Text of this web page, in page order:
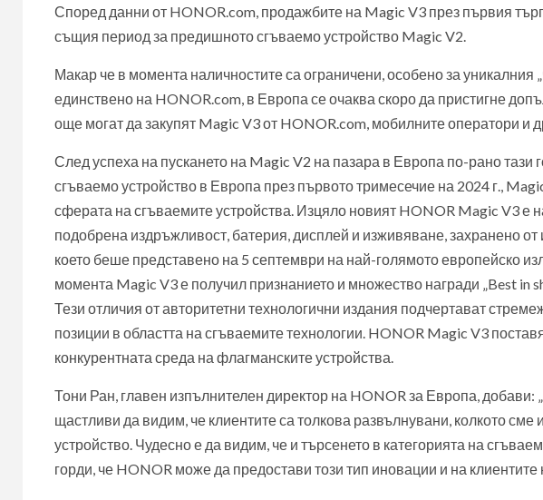
Според данни от HONOR.com, продажбите на Magic V3 през първия
същия период за предишното сгъваемо устройство Magic V2.
Макар че в момента наличностите са ограничени, особено за уникалния
единствено на HONOR.com, в Европа се очаква скоро да пристигне
още могат да закупят Magic V3 от HONOR.com, мобилните оператори и
След успеха на пускането на Magic V2 на пазара в Европа по-рано тази
сгъваемо устройство в Европа през първото тримесечие на 2024 г.,
сферата на сгъваемите устройства. Изцяло новият HONOR Magic V3 е
подобрена издръжливост, батерия, дисплей и изживяване, захранено от
което беше представено на 5 септември на най-голямото европейско
момента Magic V3 е получил признанието и множество награди „Best in
Тези отличия от авторитетни технологични издания подчертават
позиции в областта на сгъваемите технологии. HONOR Magic V3
конкурентната среда на флагманските устройства.
Тони Ран, главен изпълнителен директор на HONOR за Европа,
щастливи да видим, че клиентите са толкова развълнувани, колкото
устройство. Чудесно е да видим, че и търсенето в категорията на
горди, че HONOR може да предостави този тип иновации и на клиентите